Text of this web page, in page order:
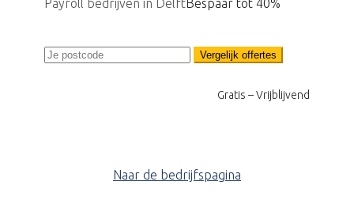
Payroll bedrijven in DelftBespaar tot 40%
Vergelijk offertes
Gratis – Vrijblijvend
Naar de bedrijfspagina